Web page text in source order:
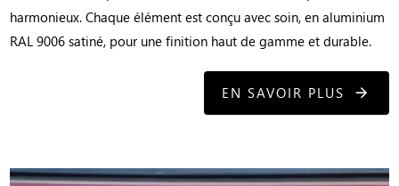
harmonieux. Chaque élément est conçu avec soin, en aluminium
RAL 9006 satiné, pour une finition haut de gamme et durable.
EN SAVOIR PLUS